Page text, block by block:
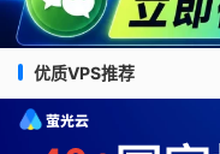
优质VPS推荐